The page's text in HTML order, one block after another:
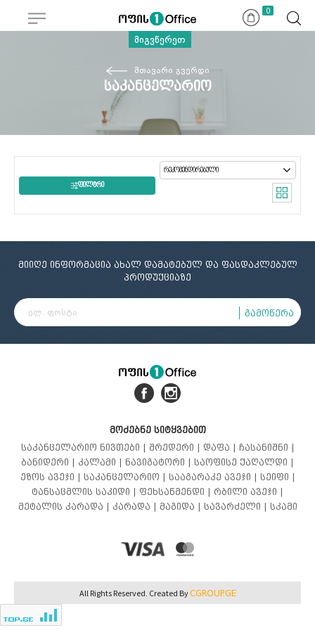
0
მიგვწერეთ
მთავარი გვერდი
საკანცელარიო
ᲤᲘᲚᲢᲠᲘ
მიიღე ინფორმაცია ახალ დამატებულ და ფასდაკლებულ
პროდუქციაზე
გამოწერა
მოძებნე სიტყვებით
საკანცელარიო ნივთები | შრედერი | დაფა | ჩასანიშნი |
ბანიდერი | კალამი | ნავიგატორი | საოფისე ქაღალდი |
ეზოს ავეჯი | საკანცელარიო | სააგარაკე ავეჯი | სეიფი |
ტანსაცმლის საკიდი | ფეხსაწმენდი | რბილი ავეჯი |
მეტალის კარადა | კარადა | მაგიდა | სავარძელი | სკამი
All Rights Reserved. Created ByCGROUP.GE